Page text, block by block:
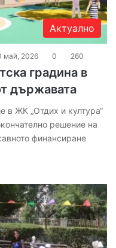
Актуално
май, 2026 0 260
градина в
държавата
в ЖК „Отдих и култура“
решение на
финансиране